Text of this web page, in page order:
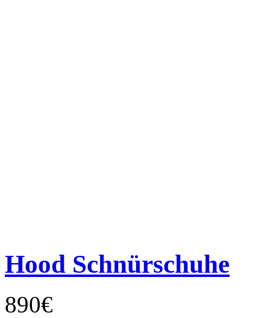
Hood Schnürschuhe
890€